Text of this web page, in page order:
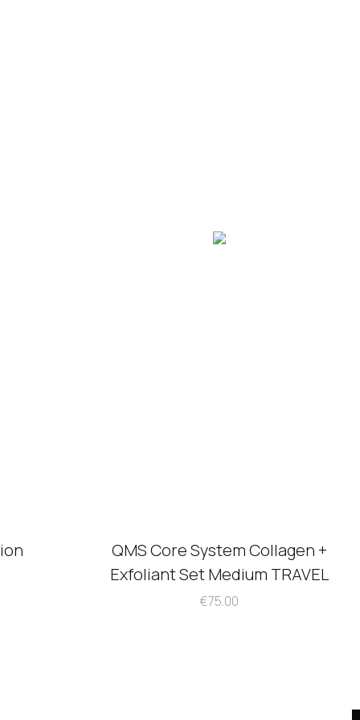
QMS Core System Collagen +
Exfoliant Set Medium TRAVEL
€75.00